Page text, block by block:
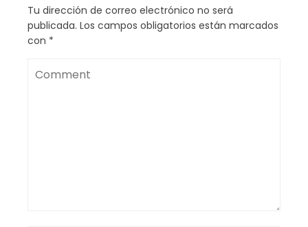
Tu dirección de correo electrónico no será
publicada. Los campos obligatorios están marcados
con *